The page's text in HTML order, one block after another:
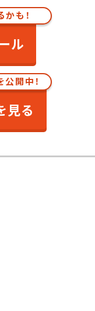
も！
ル
開中！
見る